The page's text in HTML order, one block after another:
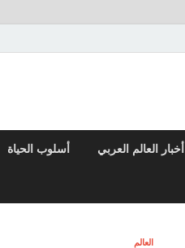
أخبار العالم العربي أسلوب الحياة
العالم